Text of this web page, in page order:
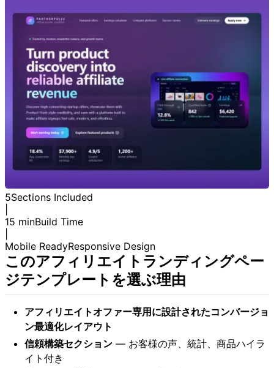
5Sections Included
15 minBuild Time
Mobile ReadyResponsive Design
このアフィリエイトランディングペー
ジテンプレートを選ぶ理由
アフィリエイトオファー専用に設計されたコンバージョ
ン最適化レイアウト
信頼構築セクション — お客様の声、統計、商品ハイラ
イト付き